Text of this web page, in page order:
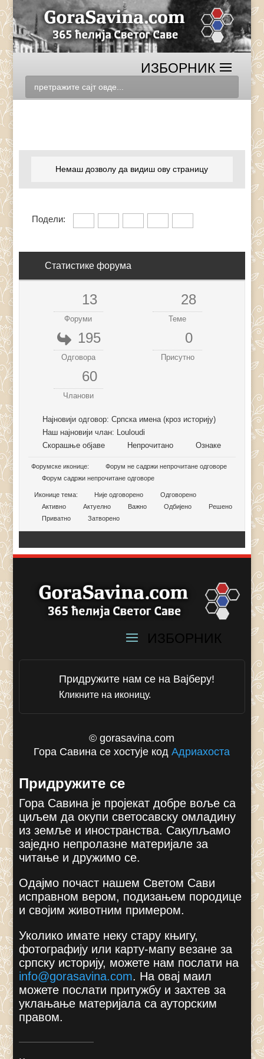
Немаш дозволу да видиш ову страницу
Подели:
Статистике форума
13
Форуми
28
Теме
195
Одговора
0
Присутно
60
Чланови
Најновији одговор:Српска имена (кроз историју)
Наш најновији члан: Louloudi
Скорашње објаве
Непрочитано Ознаке
Форумске иконице:
Форум не садржи непрочитане одговоре
Форум садржи непрочитане одговоре
Иконице тема: Није одговорено
Одговорено
Активно
Актуелно Важно Одбијено
Решено
Приватно
Затворено
Придружите нам се на Вајберу!
Кликните на иконицу.
© gorasavina.com
Гора Савина се хостује кодАдриахоста
Придружите се
Гора Савина је пројекат добре воље са
циљем да окупи светосавску омладину
из земље и иностранства. Сакупљамо
заједно непролазне материјале за
читање и дружимо се.
Одајмо почаст нашем Светом Сави
исправном вером, подизањем породице
и својим животним примером.
Уколико имате неку стару књигу,
фотографију или карту-мапу везане за
српску историју, можете нам послати на
info@gorasavina.com. На овај маил
можете послати притужбу и захтев за
уклањање материјала са ауторским
правом.